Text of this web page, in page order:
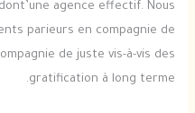
agence effectif. Nous
parieurs en compagnie de
de juste vis-à-vis des
gratification à long terme.